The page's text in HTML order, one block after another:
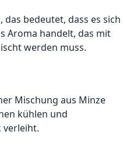
bedeutet, dass es sich
Aroma handelt, das mit
werden muss.
Mischung aus Minze
kühlen und
verleiht.